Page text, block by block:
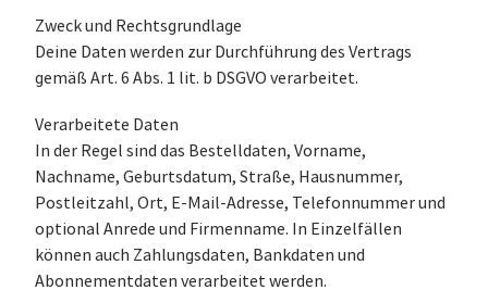
Zweck und Rechtsgrundlage
Deine Daten werden zur Durchführung des Vertrags
gemäß Art. 6 Abs. 1 lit. b DSGVO verarbeitet.
Verarbeitete Daten
In der Regel sind das Bestelldaten, Vorname,
Nachname, Geburtsdatum, Straße, Hausnummer,
Postleitzahl, Ort, E-Mail-Adresse, Telefonnummer und
optional Anrede und Firmenname. In Einzelfällen
können auch Zahlungsdaten, Bankdaten und
Abonnementdaten verarbeitet werden.